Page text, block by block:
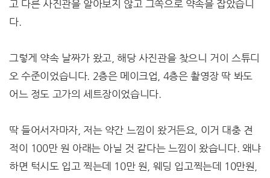
고 다른 사진관을 알아보지 않고 그쪽으로 약속을 잡았습니
다.
그렇게 약속 날짜가 왔고, 해당 사진관을 찾으니 거이 스튜디
오 수준이었습니다. 2층은 메이크업, 4층은 촬영장 딱 봐도
어느 정도 고가의 세트장이었습니다.
딱 들어서자마자, 저는 약간 느낌이 왔거든요, 이거 대충 견
적이 100만 원 아래는 아닐 것 같다는 느낌이 왔습니다. 왜냐
하면 턱시도 입고 찍는데 10만 원, 웨딩 입고찍는데 10만원,